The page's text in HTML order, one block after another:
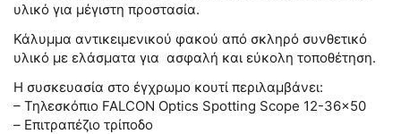
υλικό για μέγιστη προστασία.
Κάλυμμα αντικειμενικού φακού από σκληρό συνθετικό
υλικό με ελάσματα για ασφαλή και εύκολη τοποθέτηση.
Η συσκευασία στο έγχρωμο κουτί περιλαμβάνει:
– Τηλεσκόπιο FALCON Optics Spotting Scope 12-36×50
– Επιτραπέζιο τρίποδο